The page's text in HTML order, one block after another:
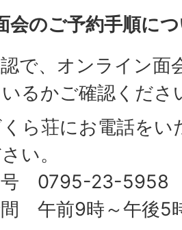
会のご予約手順に
で、オンライン面
るかご確認くださ
ら荘にお電話を
い。
号 0795-23-5958
午前9時～午後5